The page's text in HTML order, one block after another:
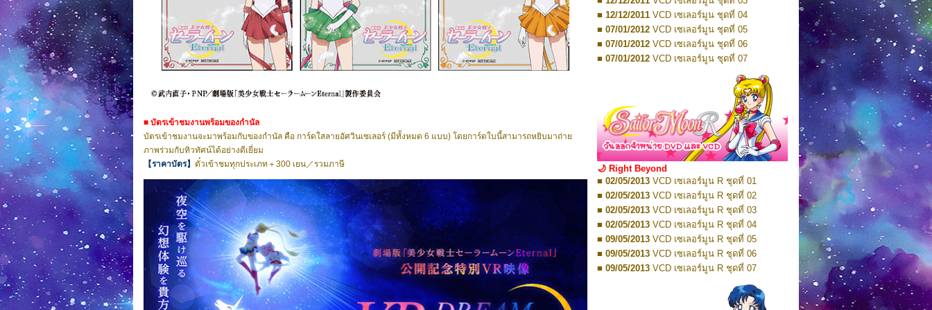
■ บัตรเข้าชมงานพร้อมของกำนัล
บัตรเข้าชมงานจะมาพร้อมกับของกำนัล คือ การ์ดใสลายอัศวินเซเลอร์ (มีทั้งหมด 6 แบบ) โดยการ์ดใบนี้สามารถหยิบมาถ่าย
ภาพร่วมกับทิวทัศน์ได้อย่างดีเยี่ยม
【ราคาบัตร】 ตั๋วเข้าชมทุกประเภท＋300 เยน／รวมภาษี
■ 07/10/2016 DVD เซเลอร์มูน คริสตัล VOL.5
■ 28/10/2016 DVD เซเลอร์มูน คริสตัล VOL.6
■ 17/11/2016DVD เซเลอร์มูน คริสตัล VOL.7
■ 17/11/2016DVD เซเลอร์มูน คริสตัล VOL.8
■ 01/01/2017 DVD เซเลอร์มูน คริสตัล Box-Set
■ 12/12/2011 VCD เซเลอร์มูน ชุดที่ 04
■ 07/01/2012 VCD เซเลอร์มูน ชุดที่ 05
■ 07/01/2012 VCD เซเลอร์มูน ชุดที่ 06
■ 07/01/2012 VCD เซเลอร์มูน ชุดที่ 07
VCD เซเลอร์มูน ชุดที่ 08
VCD เซเลอร์มูน ชุดที่ 09
VCD เซเลอร์มูน ชุดที่ 10
■ 19/01/2012 VCD เซเลอร์มูน ชุดที่ 11
■ 19/01/2012VCD เซเลอร์มูน ชุดที่ 12
■ 26/01/2012VCD เซเลอร์มูน ชุดที่ 13
■ 26/01/2012VCD เซเลอร์มูน ชุดที่ 14
■ 02/02/2012 VCD เซเลอร์มูน ชุดที่ 15
VCD เซเลอร์มูน ชุดที่ 16
VCD เซเลอร์มูน ชุดที่ 17
VCD เซเลอร์มูน ชุดที่ 18
VCD เซเลอร์มูน ชุดที่ 19
VCD เซเลอร์มูน ชุดที่ 20
VCD เซเลอร์มูน ชุดที่ 21
VCD เซเลอร์มูน ชุดที่ 22
VCD เซเลอร์มูน ชุดที่ 23
DVD เซเลอร์มูน ชุดที่ 01
🌙 Right Beyond
■ 02/05/2013 VCD เซเลอร์มูน R ชุดที่ 01
■ 02/05/2013 VCD เซเลอร์มูน R ชุดที่ 02
■ 02/05/2013 VCD เซเลอร์มูน R ชุดที่ 03
■ 02/05/2013 VCD เซเลอร์มูน R ชุดที่ 04
■ 09/05/2013 VCD เซเลอร์มูน R ชุดที่ 05
■ 09/05/2013 VCD เซเลอร์มูน R ชุดที่ 06
■ 09/05/2013 VCD เซเลอร์มูน R ชุดที่ 07
VCD เซเลอร์มูน R ชุดที่ 08
VCD เซเลอร์มูน R ชุดที่ 09